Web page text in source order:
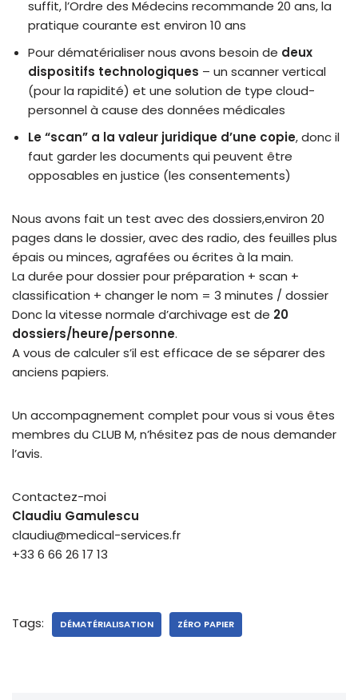
suffit, l’Ordre des Médecins recommande 20 ans, la
pratique courante est environ 10 ans
Pour dématérialiser nous avons besoin de deux
dispositifs technologiques – un scanner vertical
(pour la rapidité) et une solution de type cloud-
personnel à cause des données médicales
Le “scan” a la valeur juridique d’une copie, donc il
faut garder les documents qui peuvent être
opposables en justice (les consentements)
Nous avons fait un test avec des dossiers,environ 20
pages dans le dossier, avec des radio, des feuilles plus
épais ou minces, agrafées ou écrites à la main.
La durée pour dossier pour préparation + scan +
classification + changer le nom = 3 minutes / dossier
Donc la vitesse normale d’archivage est de 20
dossiers/heure/personne.
A vous de calculer s’il est efficace de se séparer des
anciens papiers.
Un accompagnement complet pour vous si vous êtes
membres du CLUB M, n’hésitez pas de nous demander
l’avis.
Contactez-moi
Claudiu Gamulescu
claudiu@medical-services.fr
+33 6 66 26 17 13
Tags: DÉMATÉRIALISATION ZÉRO PAPIER